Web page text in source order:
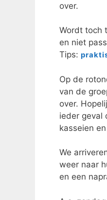
over.
Wordt toch
en niet
Tips:
Op de
van de
over.
ieder geval
kasseien
We
weer naar
en een